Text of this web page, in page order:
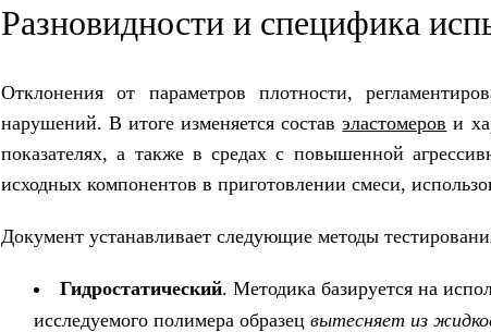
Разновидности и специфика
Отклонения от параметров плотности,
нарушений. В итоге изменяется составэластомеров и
показателях, а также в средах с повышенной
исходных компонентов в приготовлении смеси,
Документ устанавливает следующие методы
Гидростатический. Методика базируется на
исследуемого полимера образец вытесняет из